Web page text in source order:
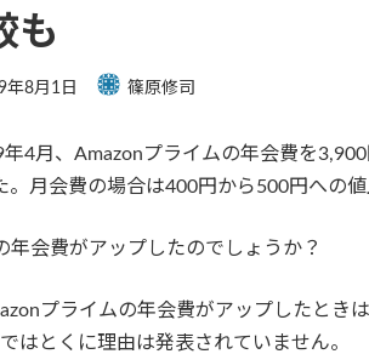
も
年8月1日 篠原修司
4月、Amazonプライムの年会費を
。月会費の場合は400円から500円への値
年会費がアップしたのでしょうか？
プライムの年会費がアップしたとき
はとくに理由は発表されていません。